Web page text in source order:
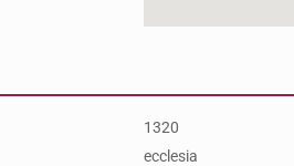
1320
ecclesia